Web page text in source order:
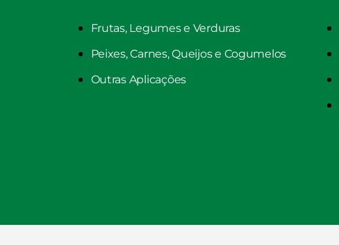
Frutas, Legumes e Verduras
Peixes, Carnes, Queijos e Cogumelos
Outras Aplicações